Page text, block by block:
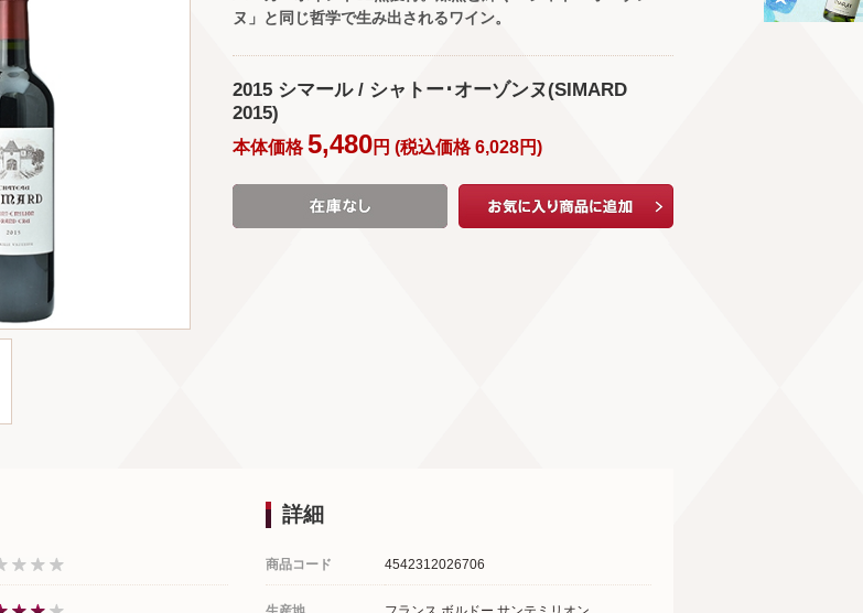
ヌ」と同じ哲学で生み出されるワイン。
2015 シマール / シャトー･オーゾンヌ(SIMARD
2015)
本体価格5,480円 (税込価格6,028円)
詳細
商品コード 4542312026706